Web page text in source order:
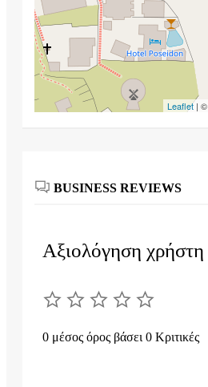
Leaflet| ©
BUSINESS REVIEWS
Αξιολόγηση χρήστη
0 μέσος όρος βάσει 0 Κριτικές